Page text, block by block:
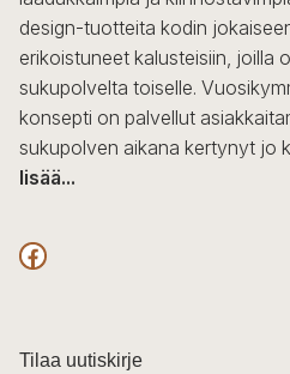
design-tuotteita kodin
erikoistuneet kalusteisiin, joilla
sukupolvelta toiselle.
konsepti on palvellut
sukupolven aikana kertynyt jo
lisää...
F
c
Tilaa uutiskirje